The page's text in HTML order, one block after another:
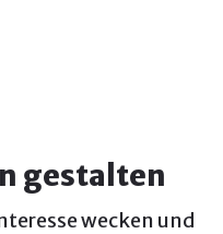
gestalten
wecken und